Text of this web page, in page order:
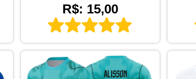
R$: 15,00